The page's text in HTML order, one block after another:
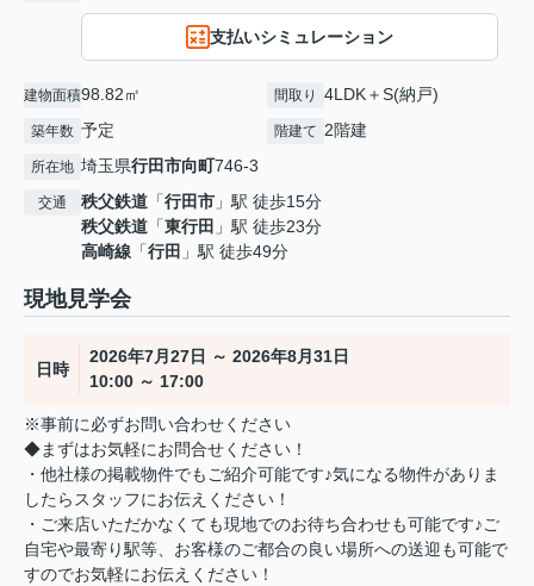
支払いシミュレーション
建物面積98.82㎡ 間取り 4LDK＋S(納戸)
築年数 予定 階建て 2階建
所在地 埼玉県行田市向町746-3
交通 秩父鉄道 「行田市 」駅 徒歩15分
秩父鉄道 「東行田 」駅 徒歩23分
高崎線 「行田 」駅 徒歩49分
現地見学会
日時
2026年7月27日 ～ 2026年8月31日
10:00 ～ 17:00
※事前に必ずお問い合わせください
◆まずはお気軽にお問合せください！
・他社様の掲載物件でもご紹介可能です♪気になる物件がありま
したらスタッフにお伝えください！
・ご来店いただかなくても現地でのお待ち合わせも可能です♪ご
自宅や最寄り駅等、お客様のご都合の良い場所への送迎も可能で
すのでお気軽にお伝えください！